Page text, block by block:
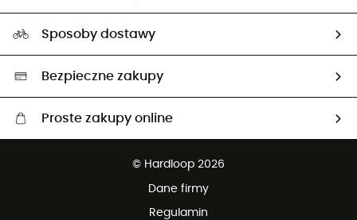
Ambasadorzy
Wybrane produkty eko
Sposoby dostawy
Bezpieczne zakupy
Proste zakupy online
© Hardloop 2026
Dane firmy
Regulamin